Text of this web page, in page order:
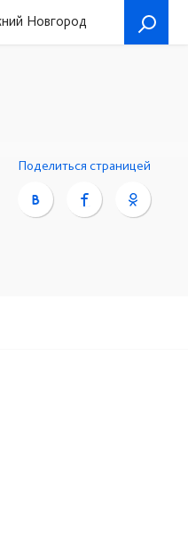
Новгород
Поделиться страницей